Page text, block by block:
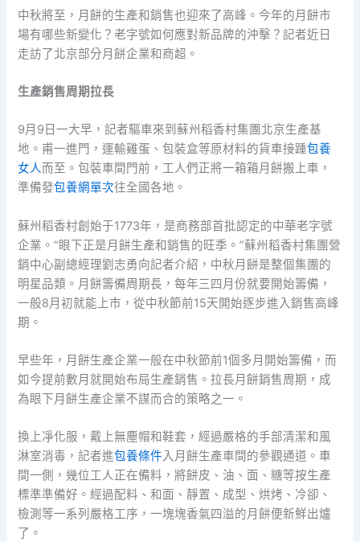
中秋將至，月餅的生產和銷售也迎來了高峰。今年的月餅市
場有哪些新變化？老字號如何應對新品牌的沖擊？記者近日
走訪了北京部分月餅企業和商超。
生產銷售周期拉長
9月9日一大早，記者驅車來到蘇州稻香村集團北京生產基
地。甫一進門，運輸雞蛋、包裝盒等原材料的貨車接踵包養
女人而至。包裝車間門前，工人們正將一箱箱月餅搬上車，
準備發包養網單次往全國各地。
蘇州稻香村創始于1773年，是商務部首批認定的中華老字號
企業。“眼下正是月餅生產和銷售的旺季。”蘇州稻香村集團營
銷中心副總經理劉志勇向記者介紹，中秋月餅是整個集團的
明星品類。月餅籌備周期長，每年三四月份就要開始籌備，
一般8月初就能上市，從中秋節前15天開始逐步進入銷售高峰
期。
早些年，月餅生產企業一般在中秋節前1個多月開始籌備，而
如今提前數月就開始布局生產銷售。拉長月餅銷售周期，成
為眼下月餅生產企業不謀而合的策略之一。
換上凈化服，戴上無塵帽和鞋套，經過嚴格的手部清潔和風
淋室消毒，記者進包養條件入月餅生產車間的參觀通道。車
間一側，幾位工人正在備料，將餅皮、油、面、糖等按生產
標準準備好。經過配料、和面、靜置、成型、烘烤、冷卻、
檢測等一系列嚴格工序，一塊塊香氣四溢的月餅便新鮮出爐
了。